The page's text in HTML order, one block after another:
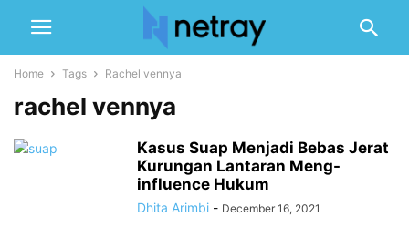
Home Tags Rachel vennya
rachel vennya
Kasus Suap Menjadi Bebas Jerat
Kurungan Lantaran Meng-
influence Hukum
Dhita Arimbi - December 16, 2021